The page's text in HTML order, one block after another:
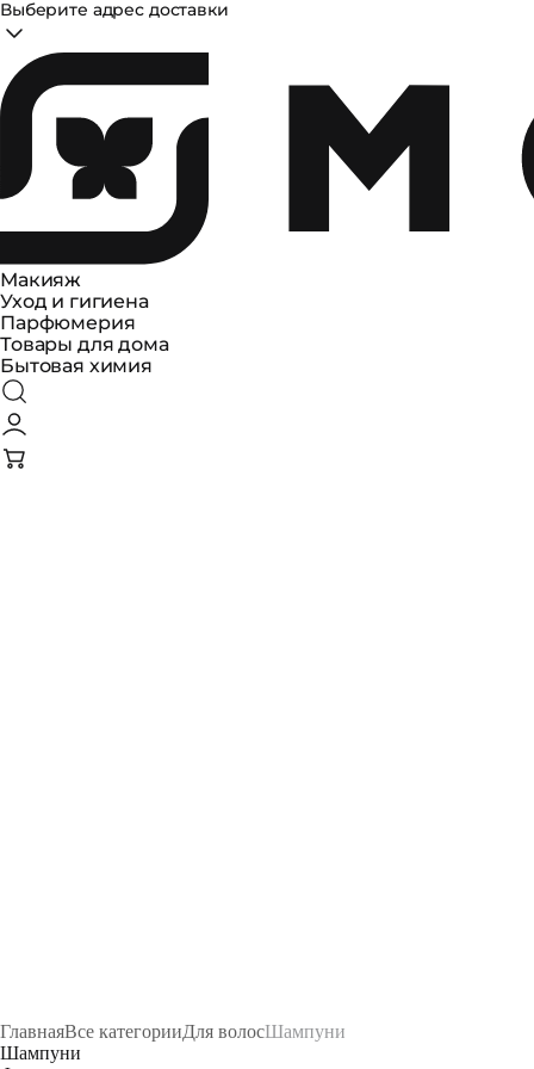
Выберите адрес доставки
Макияж
Уход и гигиена
Парфюмерия
Товары для дома
Бытовая химия
ГлавнаяВсе категорииДля волосШампуни
Шампуни